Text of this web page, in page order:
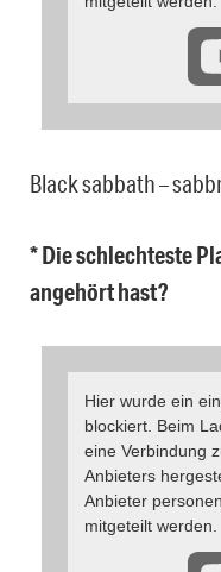
Black sabbath –
* Die schlechteste
angehört hast?
Hier wurde ein
blockiert. Beim
eine Verbindung
Anbieters
Anbieter
mitgeteilt werden.